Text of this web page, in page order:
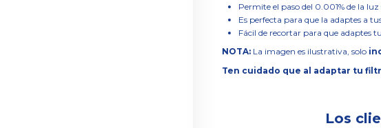
Permite el paso del 0.001% de la luz
Es perfecta para que la adaptes a
Fácil de recortar para que adaptes
NOTA:La imagen es ilustrativa, solo
Ten cuidado que al adaptar tu
Los